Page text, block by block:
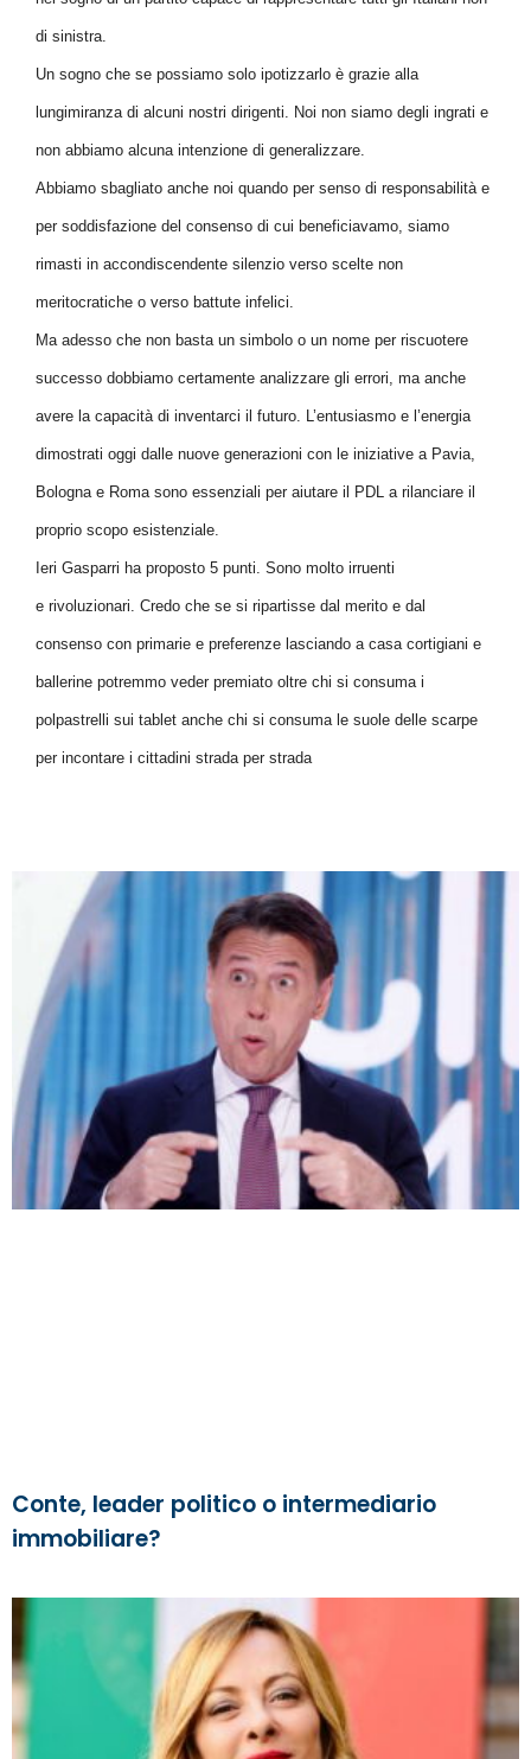
di sinistra.
Un sogno che se possiamo solo ipotizzarlo è grazie alla
lungimiranza di alcuni nostri dirigenti. Noi non siamo degli ingrati e
non abbiamo alcuna intenzione di generalizzare.
Abbiamo sbagliato anche noi quando per senso di responsabilità e
per soddisfazione del consenso di cui beneficiavamo, siamo
rimasti in accondiscendente silenzio verso scelte non
meritocratiche o verso battute infelici.
Ma adesso che non basta un simbolo o un nome per riscuotere
successo dobbiamo certamente analizzare gli errori, ma anche
avere la capacità di inventarci il futuro. L’entusiasmo e l’energia
dimostrati oggi dalle nuove generazioni con le iniziative a Pavia,
Bologna e Roma sono essenziali per aiutare il PDL a rilanciare il
proprio scopo esistenziale.
Ieri Gasparri ha proposto 5 punti. Sono molto irruenti
e rivoluzionari. Credo che se si ripartisse dal merito e dal
consenso con primarie e preferenze lasciando a casa cortigiani e
ballerine potremmo veder premiato oltre chi si consuma i
polpastrelli sui tablet anche chi si consuma le suole delle scarpe
per incontare i cittadini strada per strada
Conte, leader politico o intermediario
immobiliare?